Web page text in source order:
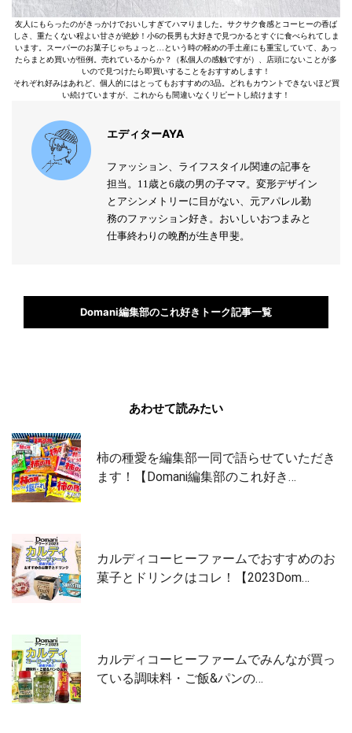
友人にもらったのがきっかけでおいしすぎてハマりました。サクサク食感とコーヒーの香ば
しさ、重たくない程よい甘さが絶妙！小6の長男も大好きで見つかるとすぐに食べられてしま
います。スーパーのお菓子じゃちょっと…という時の軽めの手土産にも重宝していて、あっ
たらまとめ買いが恒例。売れているからか？（私個人の感触ですが）、店頭にないことが多
いので見つけたら即買いすることをおすすめします！
それぞれ好みはあれど、個人的にはとってもおすすめの3品。どれもカウントできないほど買
い続けていますが、これからも間違いなくリピートし続けます！
エディターAYA
ファッション、ライフスタイル関連の記事を
担当。11歳と6歳の男の子ママ。変形デザイン
とアシンメトリーに目がない、元アパレル勤
務のファッション好き。おいしいおつまみと
仕事終わりの晩酌が生き甲斐。
Domani編集部のこれ好きトーク記事一覧
あわせて読みたい
柿の種愛を編集部一同で語らせていただき
ます！【Domani編集部のこれ好き…
カルディコーヒーファームでおすすめのお
菓子とドリンクはコレ！【2023Dom…
カルディコーヒーファームでみんなが買っ
ている調味料・ご飯&パンの…